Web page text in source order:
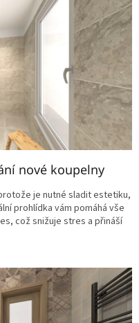
nové koupelny
je nutné sladit estetiku,
prohlídka vám pomáhá vše
což snižuje stres a přináší